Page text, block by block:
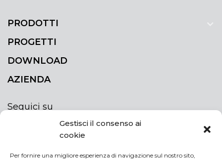
Gestisci il consenso ai
cookie
Per fornire una migliore esperienza di navigazione sul nostro sito,
PRODOTTI
PROGETTI
DOWNLOAD
AZIENDA
Seguici su